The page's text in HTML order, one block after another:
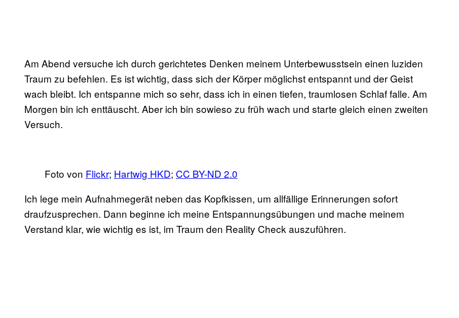
Am Abend versuche ich durch gerichtetes Denken meinem Unterbewusstsein einen luziden
Traum zu befehlen. Es ist wichtig, dass sich der Körper möglichst entspannt und der Geist
wach bleibt. Ich entspanne mich so sehr, dass ich in einen tiefen, traumlosen Schlaf falle. Am
Morgen bin ich enttäuscht. Aber ich bin sowieso zu früh wach und starte gleich einen zweiten
Versuch.
Foto von Flickr; Hartwig HKD; CC BY-ND 2.0
Ich lege mein Aufnahmegerät neben das Kopfkissen, um allfällige Erinnerungen sofort
draufzusprechen. Dann beginne ich meine Entspannungsübungen und mache meinem
Verstand klar, wie wichtig es ist, im Traum den Reality Check auszuführen.